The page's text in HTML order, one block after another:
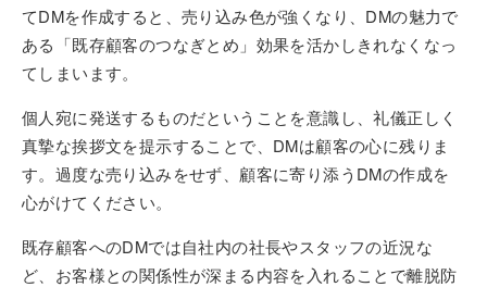
てDMを作成すると、売り込み色が強くなり、DMの魅力で
ある「既存顧客のつなぎとめ」効果を活かしきれなくなっ
てしまいます。
個人宛に発送するものだということを意識し、礼儀正しく
真摯な挨拶文を提示することで、DMは顧客の心に残りま
す。過度な売り込みをせず、顧客に寄り添うDMの作成を
心がけてください。
既存顧客へのDMでは自社内の社長やスタッフの近況な
ど、お客様との関係性が深まる内容を入れることで離脱防